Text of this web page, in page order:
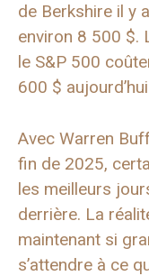
de Berkshire il y
environ 8 500 $.
le S&P 500
600 $
Avec Warren
fin de 2025,
les meilleurs
derrière. La
maintenant si
s’attendre à ce